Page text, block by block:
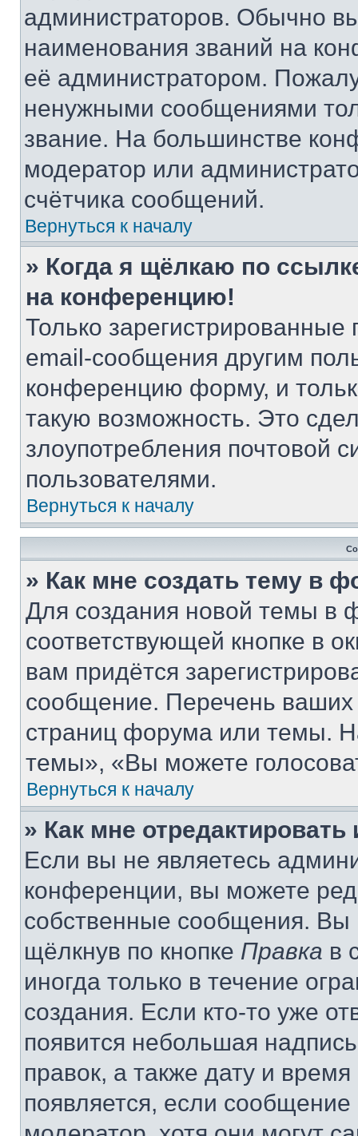
администраторов. Обычно
наименования званий на
её администратором.
ненужными сообщениями
звание. На большинстве
модератор или
счётчика сообщений.
Вернуться к началу
» Когда я щёлкаю по
на конференцию!
Только зарегистрированные
email-сообщения другим
конференцию форму, и
такую возможность. Это
злоупотребления почтовой
пользователями.
Вернуться к началу
» Как мне создать тему в
Для создания новой темы в
соответствующей кнопке в
вам придётся
сообщение. Перечень ваших
страниц форума или темы.
темы», «Вы можете
Вернуться к началу
» Как мне
Если вы не являетесь
конференции, вы можете
собственные сообщения. Вы
щёлкнув по кнопке Правка в
иногда только в течение
создания. Если кто-то уже
появится небольшая
правок, а также дату и
появляется, если